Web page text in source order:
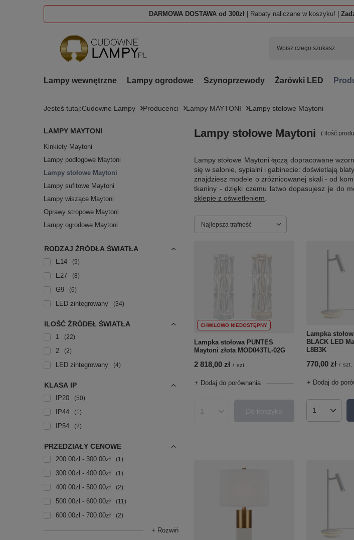
DARMOWA DOSTAWA od 300zł | Rabaty naliczane w koszyku! |
Lampy wewnętrzne Lampy ogrodowe Szynoprzewody Żarówki LED
Jesteś tutaj:Cudowne Lampy Producenci Lampy MAYTONI Lampy stołowe Maytoni
LAMPY MAYTONI
Kinkiety Maytoni
Lampy podłogowe Maytoni
Lampy stołowe Maytoni
Lampy sufitowe Maytoni
Lampy wiszące Maytoni
Oprawy stropowe Maytoni
Lampy ogrodowe Maytoni
RODZAJ ŹRÓDŁA ŚWIATŁA
E14 9
E27 8
G9 6
LED zintegrowany 34
ILOŚĆ ŹRÓDEŁ ŚWIATŁA
1 22
2 2
LED zintegrowany 4
KLASA IP
IP20 50
IP44 1
IP54 2
PRZEDZIAŁY CENOWE
200.00zł - 300.00zł 1
300.00zł - 400.00zł 1
400.00zł - 500.00zł 2
500.00zł - 600.00zł 11
600.00zł - 700.00zł 2
+ Rozwiń
Lampy stołowe Maytoni ( ilość
Lampy stołowe Maytoni łączą dopracowane
się w salonie, sypialni i gabinecie: doświetlają
znajdziesz modele o zróżnicowanej skali - od
tkaniny - dzięki czemu łatwo dopasujesz je do
sklepie z oświetleniem
Zmień sortowanie
Najlepsza trafność
CHWILOWO NIEDOSTĘPNY
Lampka stołowa PUNTES
Maytoni złota MOD043TL-02G
2 818,00 zł / szt.
+ Dodaj do porównania
Ilość produktówDo koszyka
Lampka
BLACK LED
L8B3K
770,00 zł / szt.
+ Dodaj do
Ilość